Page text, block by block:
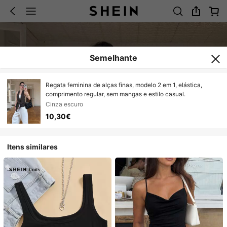
Semelhante
Regata feminina de alças finas, modelo 2 em 1, elástica,
comprimento regular, sem mangas e estilo casual.
Cinza escuro
10,30€
Itens similares